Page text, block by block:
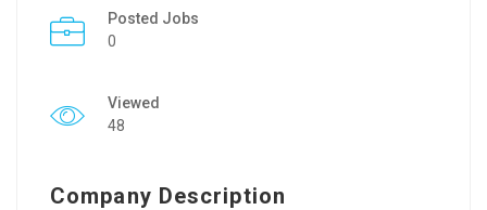
Posted Jobs
0
Viewed
48
Company Description